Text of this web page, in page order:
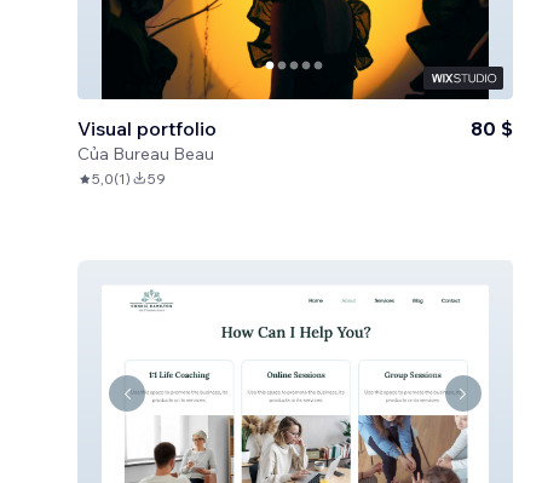
Visual portfolio
Của Bureau Beau
80 $
5,0(1) 59